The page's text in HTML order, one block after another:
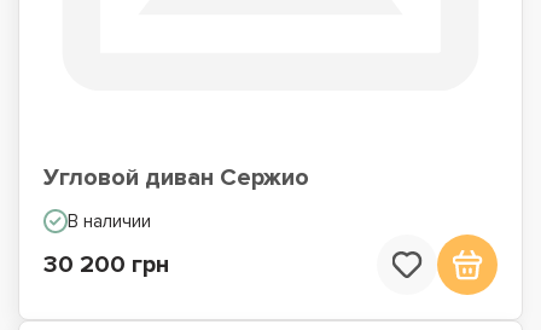
Угловой диван Сержио
В наличии
30 200 грн